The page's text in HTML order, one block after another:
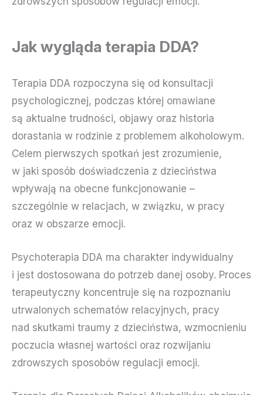
Jak wygląda terapia DDA?
Terapia DDA rozpoczyna się od konsultacji
psychologicznej, podczas której omawiane
są aktualne trudności, objawy oraz historia
dorastania w rodzinie z problemem alkoholowym.
Celem pierwszych spotkań jest zrozumienie,
w jaki sposób doświadczenia z dzieciństwa
wpływają na obecne funkcjonowanie –
szczególnie w relacjach, w związku, w pracy
oraz w obszarze emocji.
Psychoterapia DDA ma charakter indywidualny
i jest dostosowana do potrzeb danej osoby. Proces
terapeutyczny koncentruje się na rozpoznaniu
utrwalonych schematów relacyjnych, pracy
nad skutkami traumy z dzieciństwa, wzmocnieniu
poczucia własnej wartości oraz rozwijaniu
zdrowszych sposobów regulacji emocji.